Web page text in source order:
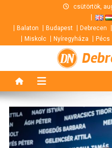
content
csütörtök,
Balaton Budapest Debrecen
Miskolc
Nyíregyháza Pécs